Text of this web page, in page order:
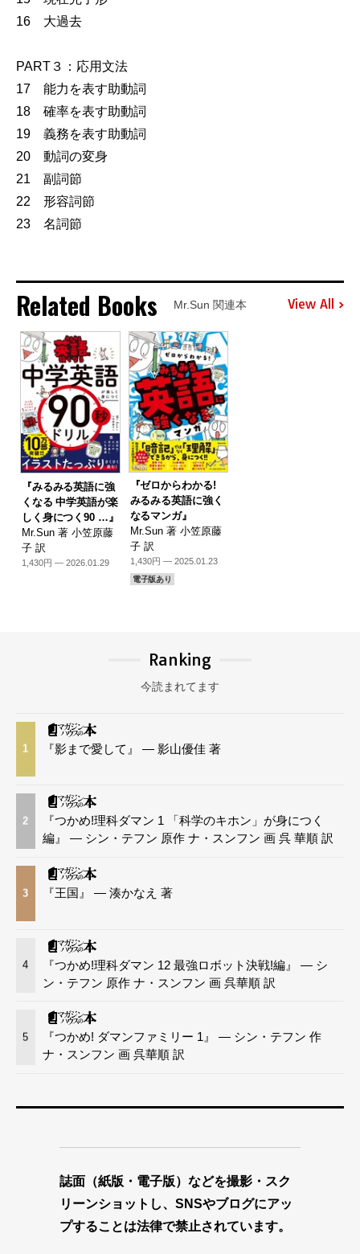
16 大過去
PART３：応用文法
17 能力を表す助動詞
18 確率を表す助動詞
19 義務を表す助動詞
20 動詞の変身
21 副詞節
22 形容詞節
23 名詞節
Related Books Mr.Sun 関連本 View All
『みるみる英語に強
くなる 中学英語が楽
しく身につく90 …』
Mr.Sun 著 小笠原藤
子 訳
1,430円 — 2026.01.29
『ゼロからわかる!
みるみる英語に強く
なるマンガ』
Mr.Sun 著 小笠原藤
子 訳
1,430円 — 2025.01.23
電子版あり
Ranking
今読まれてます
1 『影まで愛して』 — 影山優佳 著
2
『つかめ!理科ダマン 1 「科学のキホン」が身につく
編』 — シン・テフン 原作 ナ・スンフン 画 呉 華順 訳
3 『王国』 — 湊かなえ 著
4
『つかめ!理科ダマン 12 最強ロボット決戦!編』 — シ
ン・テフン 原作 ナ・スンフン 画 呉華順 訳
5
『つかめ! ダマンファミリー 1』 — シン・テフン 作
ナ・スンフン 画 呉華順 訳
誌面（紙版・電子版）などを撮影・スク
リーンショットし、SNSやブログにアッ
プすることは法律で禁止されています。